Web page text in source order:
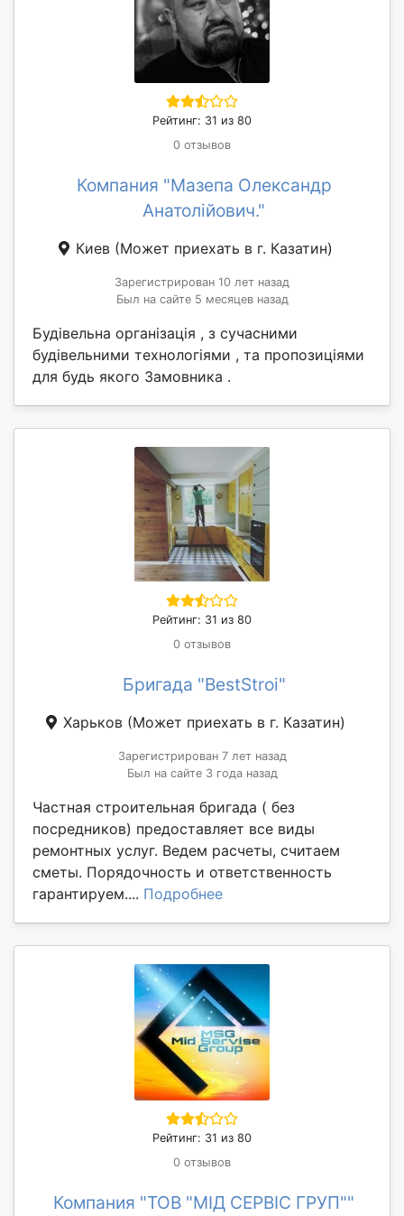
Рейтинг: 31 из 80
0 отзывов
Компания "Мазепа Олександр
Анатолійович."
Киев (Может приехать в г. Казатин)
Зарегистрирован 10 лет назад
Был на сайте 5 месяцев назад
Будівельна організація , з сучасними
будівельними технологіями , та пропозиціями
для будь якого Замовника .
Рейтинг: 31 из 80
0 отзывов
Бригада "BestStroi"
Харьков (Может приехать в г. Казатин)
Зарегистрирован 7 лет назад
Был на сайте 3 года назад
Частная строительная бригада ( без
посредников) предоставляет все виды
ремонтных услуг. Ведем расчеты, считаем
сметы. Порядочность и ответственность
гарантируем.... Подробнее
Рейтинг: 31 из 80
0 отзывов
Компания "ТОВ "МІД СЕРВІС ГРУП""